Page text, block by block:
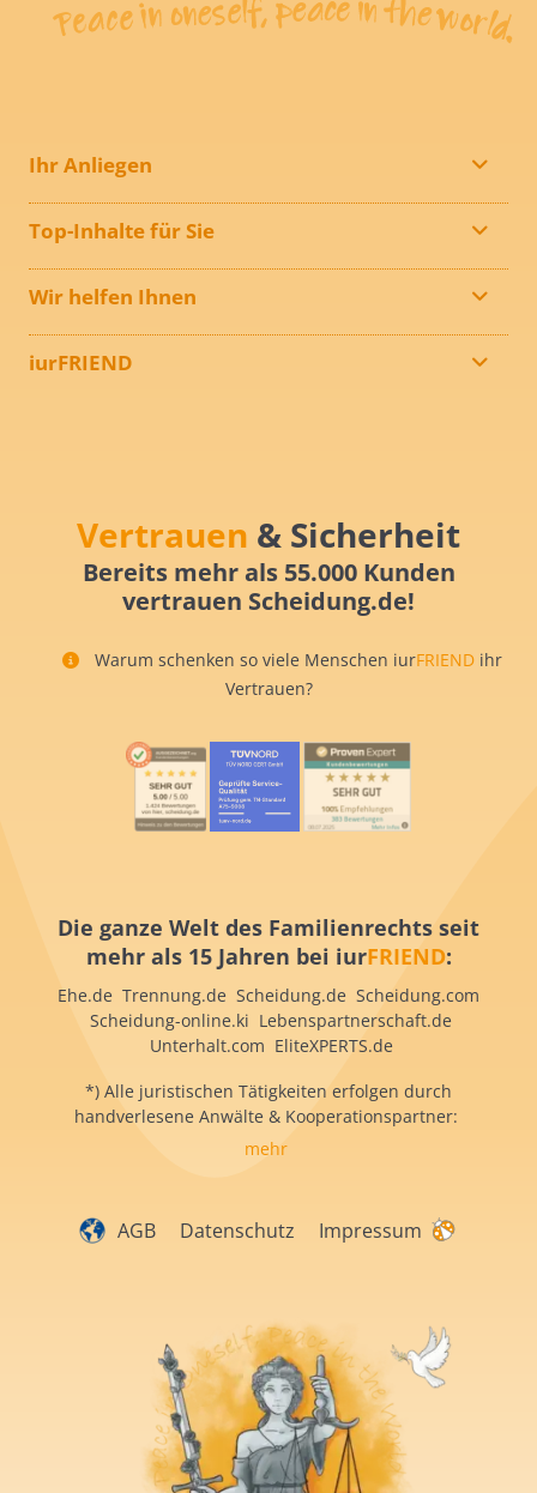
Ihr Anliegen
Top-Inhalte für Sie
Wir helfen Ihnen
iurFRIEND
Vertrauen & Sicherheit
Bereits mehr als 55.000 Kunden
vertrauen Scheidung.de!
Warum schenken so viele Menschen iurFRIEND ihr
Vertrauen?
Die ganze Welt des Familienrechts seit
mehr als 15 Jahren bei iurFRIEND:
Ehe.de Trennung.de Scheidung.de Scheidung.com
Scheidung-online.ki Lebenspartnerschaft.de
Unterhalt.com EliteXPERTS.de
*) Alle juristischen Tätigkeiten erfolgen durch
handverlesene Anwälte & Kooperationspartner:
mehr
AGB Datenschutz Impressum